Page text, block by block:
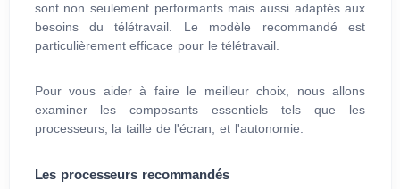
sont non seulement performants mais aussi adaptés aux
besoins du télétravail. Le modèle recommandé est
particulièrement efficace pour le télétravail.
Pour vous aider à faire le meilleur choix, nous allons
examiner les composants essentiels tels que les
processeurs, la taille de l'écran, et l'autonomie.
Les processeurs recommandés